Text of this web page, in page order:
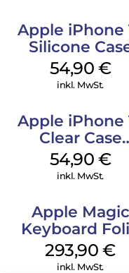
Apple iPhone
Silicone
MagSafe Black
54,90 €
inkl. MwSt.
Apple iPhone
Clear Case
MagSafe
Transparent
54,90 €
inkl. MwSt.
Apple Magic
Keyboard
iPad 10.9″
Weiß
293,90€
inkl. MwSt.